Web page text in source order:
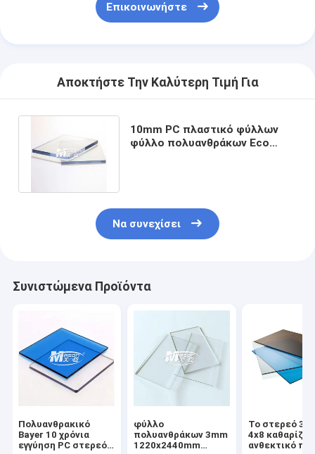
Επικοινωνήστε
Αποκτήστε Την Καλύτερη Τιμή Για
10mm PC πλαστικό φύλλων
φύλλο πολυανθράκων Eco
Να συνεχίσει
Συνιστώμενα Προϊόντα
Πολυανθρακικό
Bayer 10 χρόνια
εγγύηση PC στερεό
φύλλο
πολυανθράκων 3mm
1220x2440mm
Το στερεό
4x8 καθαρίζει
ανθεκτικό